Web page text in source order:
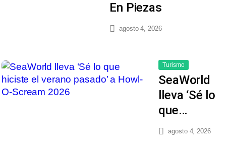
En Piezas
agosto 4, 2026
Turismo
SeaWorld
lleva ‘Sé lo
que…
agosto 4, 2026